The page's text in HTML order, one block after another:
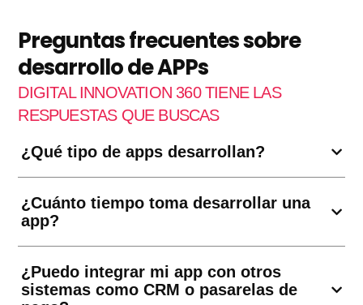
Preguntas frecuentes sobre
desarrollo de APPs
DIGITAL INNOVATION 360 TIENE LAS
RESPUESTAS QUE BUSCAS
¿Qué tipo de apps desarrollan?
¿Cuánto tiempo toma desarrollar una
app?
¿Puedo integrar mi app con otros
sistemas como CRM o pasarelas de